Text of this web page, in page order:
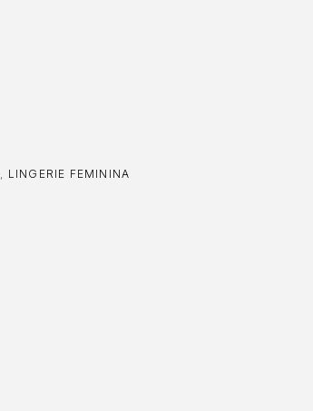
, LINGERIE FEMININA